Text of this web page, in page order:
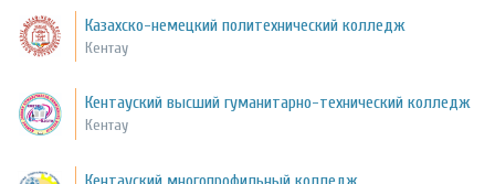
Казахско-немецкий политехнический колледж
Кентау
Кентауский высший гуманитарно-технический колледж
Кентау